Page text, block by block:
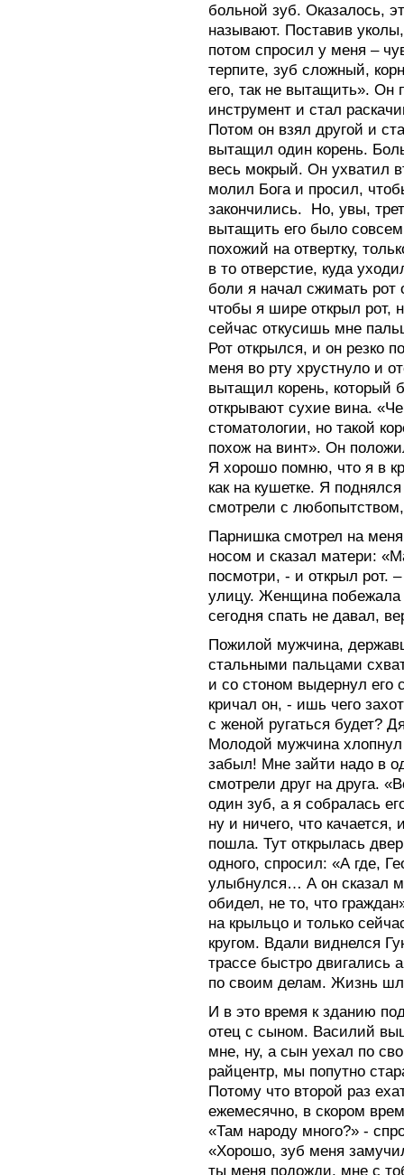
больной зуб. Оказалось,
называют. Поставив
потом спросил у меня –
терпите, зуб сложный,
его, так не вытащить». Он
инструмент и стал
Потом он взял другой и
вытащил один корень.
весь мокрый. Он ухватил
молил Бога и просил,
закончились. Но, увы,
вытащить его было
похожий на отвертку,
в то отверстие, куда
боли я начал сжимать рот
чтобы я шире открыл рот,
сейчас откусишь мне
Рот открылся, и он резко
меня во рту хрустнуло и
вытащил корень, который
открывают сухие вина.
стоматологии, но такой
похож на винт». Он
Я хорошо помню, что я в
как на кушетке. Я
смотрели с
Парнишка смотрел на
носом и сказал матери:
посмотри, - и открыл рот.
улицу. Женщина
сегодня спать не давал,
Пожилой мужчина,
стальными пальцами
и со стоном выдернул его
кричал он, - ишь чего
с женой ругаться будет?
Молодой мужчина
забыл! Мне зайти надо в
смотрели друг на друга.
один зуб, а я собралась
ну и ничего, что
пошла. Тут открылась
одного, спросил: «А где,
улыбнулся… А он сказал
обидел, не то, что
на крыльцо и только
кругом. Вдали виднелся
трассе быстро двигались
по своим делам. Жизнь
И в это время к зданию
отец с сыном. Василий
мне, ну, а сын уехал по
райцентр, мы попутно
Потому что второй раз
ежемесячно, в скором
«Там народу много?» -
«Хорошо, зуб меня
ты меня подожди, мне с